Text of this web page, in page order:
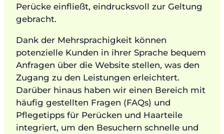
Perücke einfließt, eindrucksvoll zur Geltung
gebracht.
Dank der Mehrsprachigkeit können
potenzielle Kunden in ihrer Sprache bequem
Anfragen über die Website stellen, was den
Zugang zu den Leistungen erleichtert.
Darüber hinaus haben wir einen Bereich mit
häufig gestellten Fragen (FAQs) und
Pflegetipps für Perücken und Haarteile
integriert, um den Besuchern schnelle und